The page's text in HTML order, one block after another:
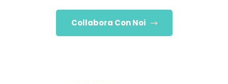
Collabora Con Noi